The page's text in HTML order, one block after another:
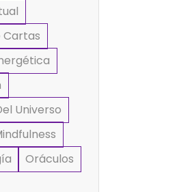
Cartas
Universo
Oráculos